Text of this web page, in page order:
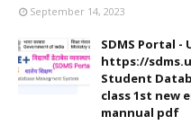
September 14, 2023
SDMS Portal
https://
Student
class 1st new
mannual pdf